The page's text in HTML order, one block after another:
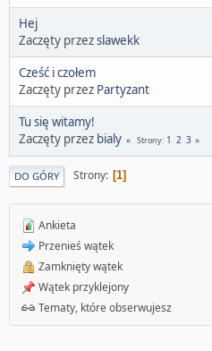
Hej
Zaczęty przezslawekk
Cześć i czołem
Zaczęty przez Partyzant
Tu się witamy!
Zaczęty przez bialy Strony 1 2 3
DO GÓRY Strony 1
Ankieta
Przenieś wątek
Zamknięty wątek
Wątek przyklejony
Tematy, które obserwujesz